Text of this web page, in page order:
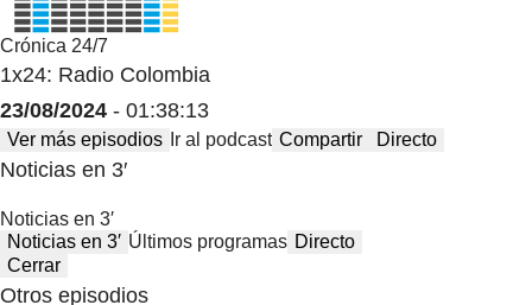
Crónica 24/7
1x24: Radio Colombia
23/08/2024 - 01:38:13
Ver más episodios Ir al podcast Compartir Directo
Noticias en 3′
Noticias en 3′
Noticias en 3′ Últimos programas Directo
Cerrar
Otros episodios